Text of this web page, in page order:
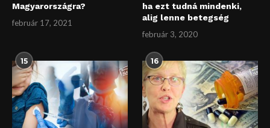
Magyarországra?
február 17, 2021
ha ezt tudná mindenki,
alig lenne betegség
február 3, 2020
15 16